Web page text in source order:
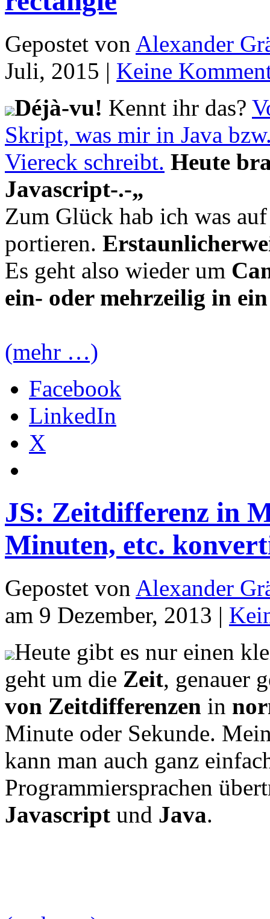
Gepostet von Alexander
Juli, 2015 | Keine
Déjà-vu! Kennt ihr das?
Skript, was mir in Java
Viereck schreibt. Heute
Javascript-.-„
Zum Glück hab ich was
portieren.
Es geht also wieder um
ein- oder mehrzeilig in
(mehr …)
Facebook
LinkedIn
X
JS: Zeitdifferenz in
Minuten, etc.
Gepostet von Alexander
am 9 Dezember, 2013 |
Heute gibt es nur einen
geht um die Zeit, genauer
von Zeitdifferenzen in
Minute oder Sekunde.
kann man auch ganz
Programmiersprachen
Javascript und Java.